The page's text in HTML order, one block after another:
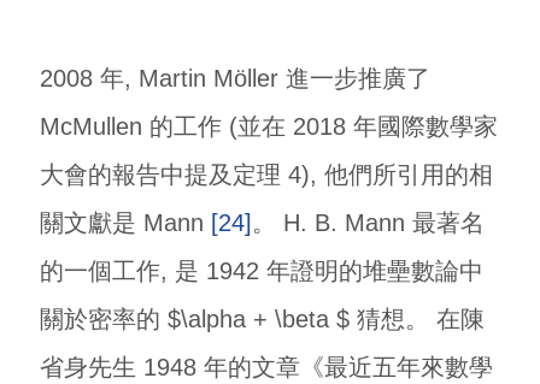
2008 年, Martin Möller 進一步推廣了
McMullen 的工作 (並在 2018 年國際數學家
大會的報告中提及定理 4), 他們所引用的相
關文獻是 Mann [24] 。 H. B. Mann 最著名
的一個工作, 是 1942 年證明的堆壘數論中
關於密率的 $\alpha + \beta $ 猜想。 在陳
省身先生 1948 年的文章《最近五年來數學